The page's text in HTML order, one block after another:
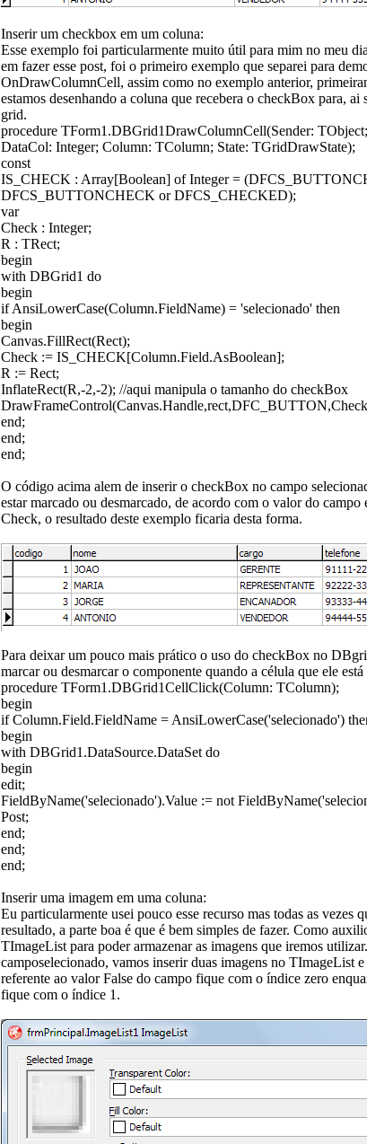
Inserir um checkbox em um coluna:
Esse exemplo foi particularmente muito útil para mim no meu
em fazer esse post, foi o primeiro exemplo que separei para
OnDrawColumnCell, assim como no exemplo anterior,
estamos desenhando a coluna que recebera o checkBox para,
grid.
procedure TForm1.DBGrid1DrawColumnCell(Sender:
DataCol: Integer; Column: TColumn; State: TGridDrawState);
const
IS_CHECK : Array[Boolean] of Integer =
DFCS_BUTTONCHECK or DFCS_CHECKED);
var
Check : Integer;
R : TRect;
begin
with DBGrid1 do
begin
if AnsiLowerCase(Column.FieldName) = 'selecionado' then
begin
Canvas.FillRect(Rect);
Check := IS_CHECK[Column.Field.AsBoolean];
R := Rect;
InflateRect(R,-2,-2); //aqui manipula o tamanho do checkBox
end;
end;
end;
O código acima alem de inserir o checkBox no campo
estar marcado ou desmarcado, de acordo com o valor do campo
Check, o resultado deste exemplo ficaria desta forma.
Para deixar um pouco mais prático o uso do checkBox no
marcar ou desmarcar o componente quando a célula que ele está
procedure TForm1.DBGrid1CellClick(Column: TColumn);
begin
if Column.Field.FieldName = AnsiLowerCase('selecionado')
begin
with DBGrid1.DataSource.DataSet do
begin
edit;
FieldByName('selecionado').Value := not
Post;
end;
end;
end;
Inserir uma imagem em uma coluna:
Eu particularmente usei pouco esse recurso mas todas as vezes
resultado, a parte boa é que é bem simples de fazer. Como
TImageList para poder armazenar as imagens que iremos
camposelecionado, vamos inserir duas imagens no TImageList
referente ao valor False do campo fique com o índice zero
fique com o índice 1.